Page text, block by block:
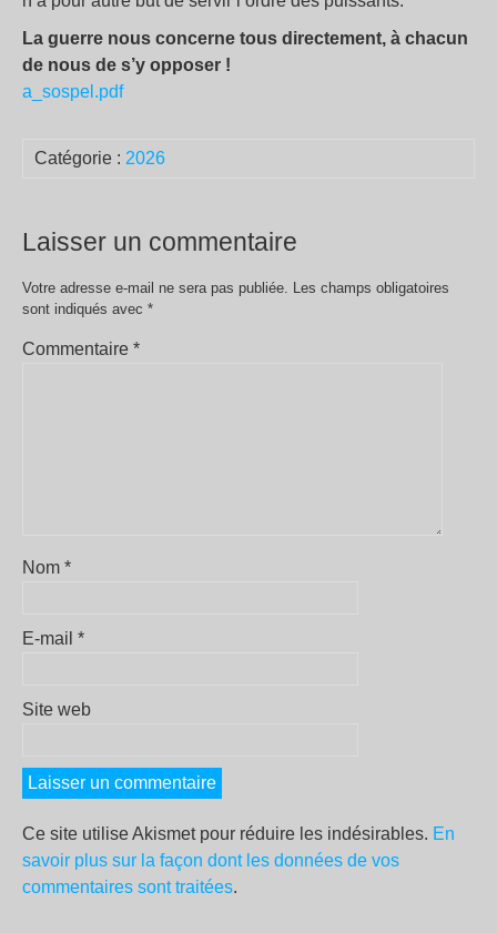
La guerre nous concerne tous directement, à chacun
de nous de s’y opposer !
a_sospel.pdf
Catégorie : 2026
Laisser un commentaire
Votre adresse e-mail ne sera pas publiée.
Les champs obligatoires
sont indiqués avec *
Commentaire *
Nom *
E-mail *
Site web
Ce site utilise Akismet pour réduire les indésirables. En
savoir plus sur la façon dont les données de vos
commentaires sont traitées.